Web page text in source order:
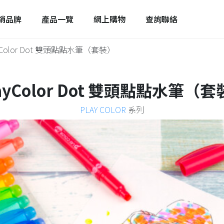
品牌 產品一覽 網上購物 查詢聯絡
Dot 雙頭點點水筆（套裝）
Dot 雙頭點點水筆（套
PLAY COLOR 系列